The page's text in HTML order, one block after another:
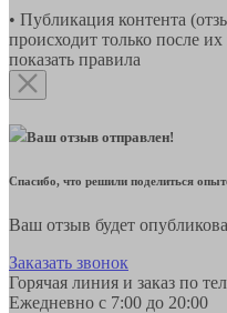
• Публикация контента
происходит только после
показать правила
Ваш отзыв отправлен!
Спасибо, что решили поделиться
Ваш отзыв будет
Заказать звонок
Горячая линия и заказ по
Ежедневно с 7:00 до 20:00